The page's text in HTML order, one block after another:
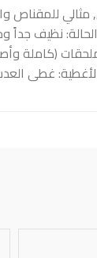
مثالي للمقناص
الحالة:
(كاملة
غطى